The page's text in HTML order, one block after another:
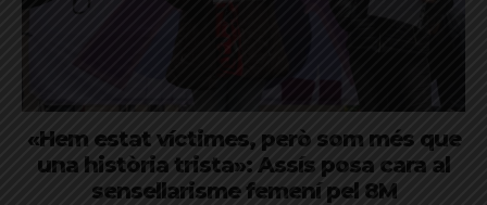
«Hem estat víctimes, però som més que
una història trista»: Assís posa cara al
sensellarisme femení pel 8M